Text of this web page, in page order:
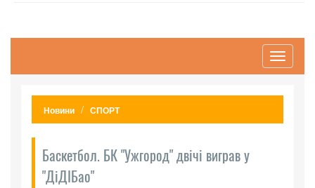
Toggle
Новини СПОРТ
Баскетбол. БК "Ужгород" двічі виграв у
"ДіДІБао"